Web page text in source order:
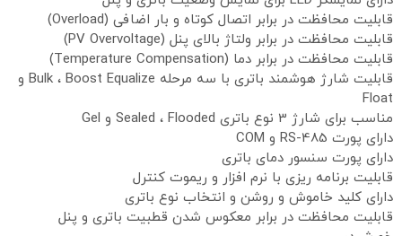
قابلیت محافظت در برابر اتصال کوتاه و بار اضافی (Overload)
قابلیت محافظت در برابر ولتاژ بالای پنل (PV Overvoltage)
قابلیت محافظت در برابر دما (Temperature Compensation)
قابلیت شارژ هوشمند باتری با سه مرحله Bulk ، Boost Equalize و
Float
مناسب برای شارژ 3 نوع باتری Sealed ، Flooded و Gel
دارای پورت RS-485 و COM
دارای پورت سنسور دمای باتری
قابلیت برنامه ریزی با نرم افزار و ریموت کنترل
دارای کلید خاموش و روشن و انتخاب نوع باتری
قابلیت محافظت در برابر معکوس شدن قطبیت باتری و پنل